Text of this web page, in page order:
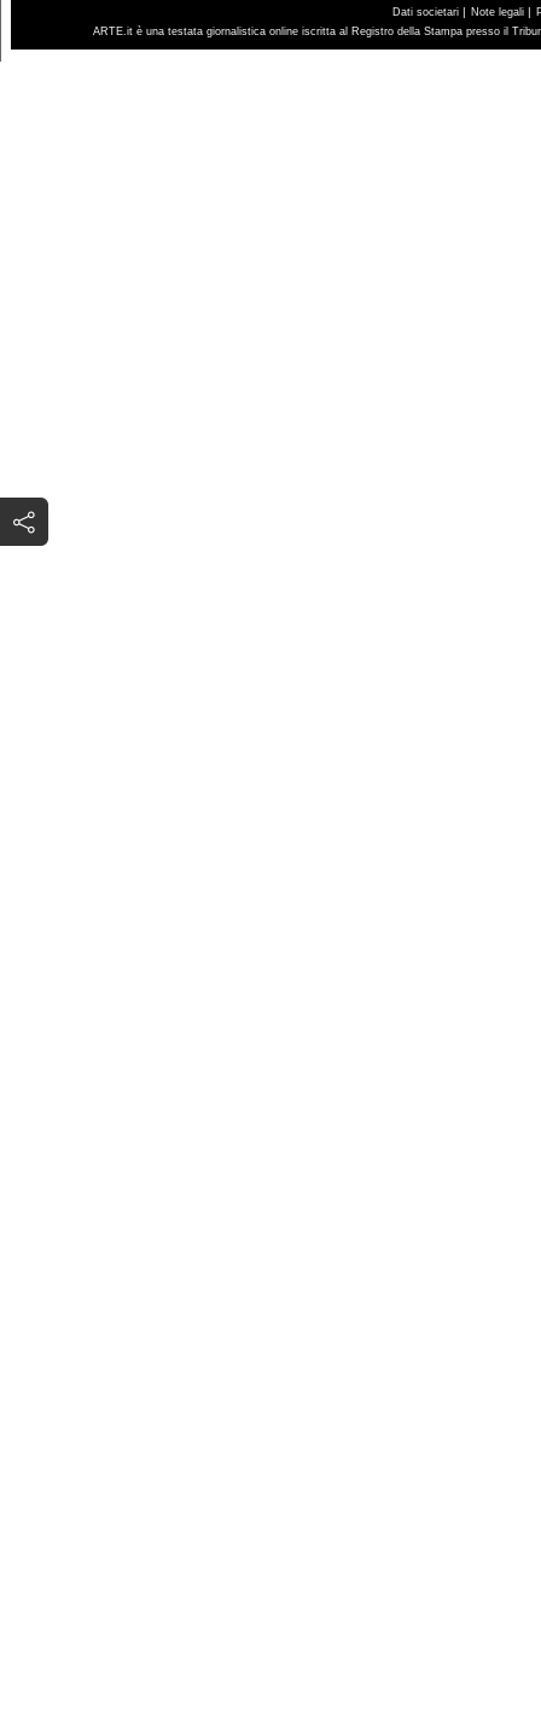
Dati societari | Note legali |
ARTE.it è una testata giornalistica online iscritta al Registro della Stampa presso il